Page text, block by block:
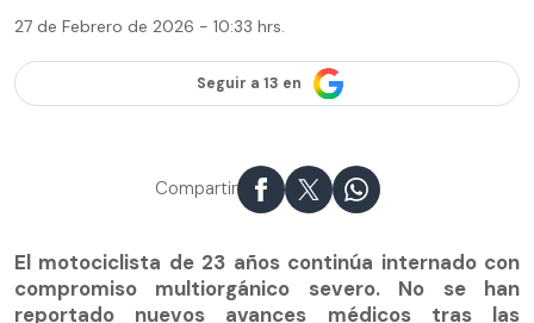
27 de Febrero de 2026 - 10:33 hrs.
Seguir a 13 en
Compartir
El motociclista de 23 años continúa internado con
compromiso multiorgánico severo. No se han
reportado nuevos avances médicos tras las